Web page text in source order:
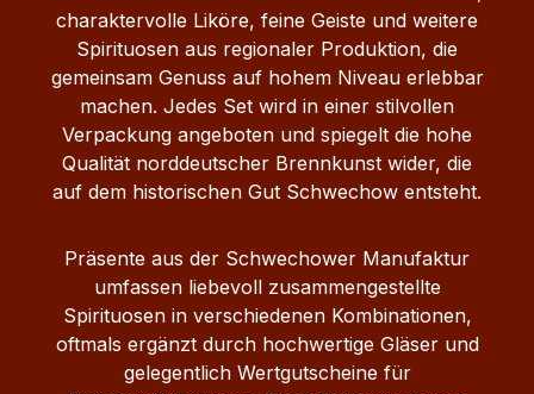
charaktervolle Liköre, feine Geiste und weitere
Spirituosen aus regionaler Produktion, die
gemeinsam Genuss auf hohem Niveau erlebbar
machen. Jedes Set wird in einer stilvollen
Verpackung angeboten und spiegelt die hohe
Qualität norddeutscher Brennkunst wider, die
auf dem historischen Gut Schwechow entsteht.
Präsente aus der Schwechower Manufaktur
umfassen liebevoll zusammengestellte
Spirituosen in verschiedenen Kombinationen,
oftmals ergänzt durch hochwertige Gläser und
gelegentlich Wertgutscheine für